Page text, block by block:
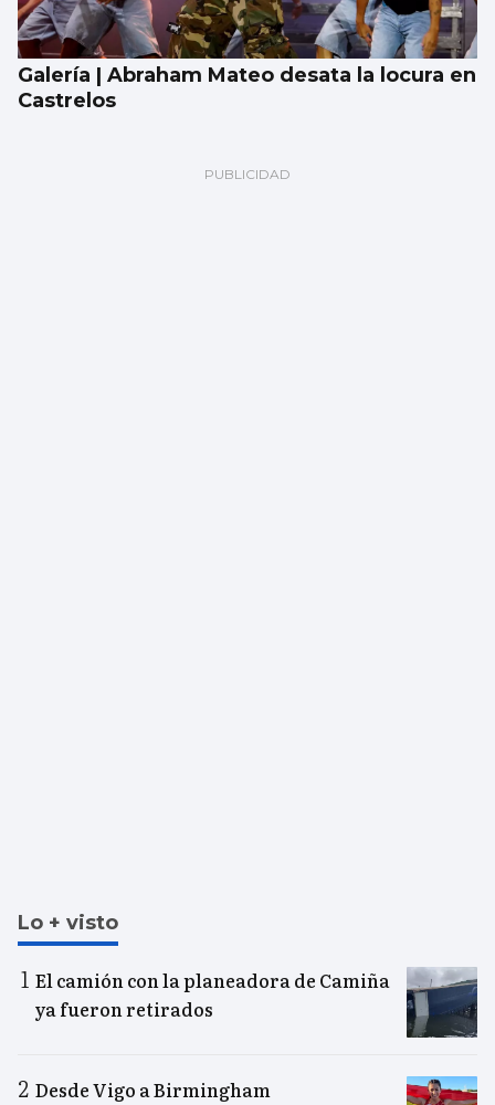
Galería | Abraham Mateo desata la locura en
Castrelos
Lo + visto
El camión con la planeadora de Camiña
ya fueron retirados
Desde Vigo a Birmingham